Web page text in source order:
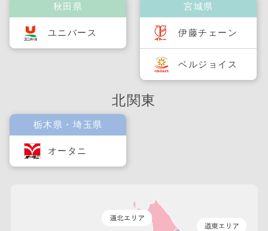
秋田県
ユニバース
宮城県
伊藤チェーン
ベルジョイス
北関東
栃木県・埼玉県
オータニ